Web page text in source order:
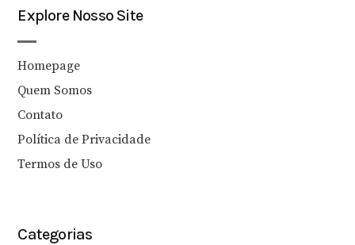
Explore Nosso Site
Homepage
Quem Somos
Contato
Política de Privacidade
Termos de Uso
Categorias